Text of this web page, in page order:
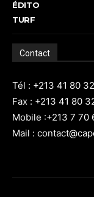
ÉDITO
TURF
Contact
Tél : +213 41 80
Fax : +213 41 80
Mobile :+213 7 70
Mail :